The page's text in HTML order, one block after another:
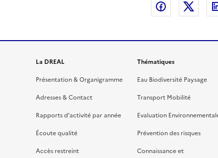
Partager
La DREAL
Présentation & Organigramme
Adresses & Contact
Rapports d’activité par année
Écoute qualité
Accès restreint
Thématiques
Eau Biodiversité Paysage
Transport Mobilité
Evaluation
Prévention des risques
Connaissance et